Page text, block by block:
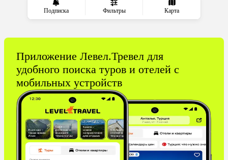
Подписка Фильтры Карта
Приложение Левел.Тревел для
удобного поиска туров и отелей с
мобильных устройств